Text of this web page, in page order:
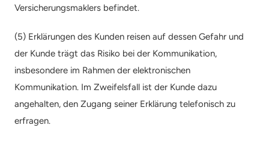
Versicherungsmaklers befindet.
(5) Erklärungen des Kunden reisen auf dessen Gefahr und
der Kunde trägt das Risiko bei der Kommunikation,
insbesondere im Rahmen der elektronischen
Kommunikation. Im Zweifelsfall ist der Kunde dazu
angehalten, den Zugang seiner Erklärung telefonisch zu
erfragen.